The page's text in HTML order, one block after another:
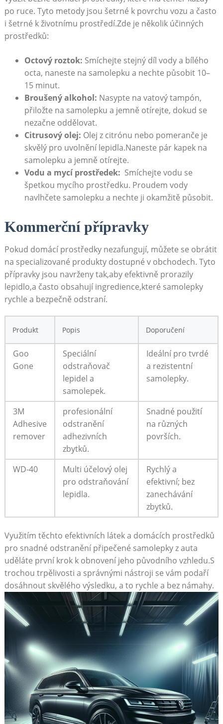
po ruce.‍ Tyto metody jsou⁢ šetrné‍ k povrchu vozu a často
i šetrné ⁢k životnímu prostředí.Zde ⁣je ⁣několik účinných⁤
prostředků:
Octový ⁣roztok: Smíchejte ‌stejný díl‌ vody ‍a bílého
octa, naneste na ‍samolepku a nechte ‍působit 10–
15 ​minut.
Broušený alkohol: Nasypte na vatový tampón,
přiložte ⁣na samolepku ‌a jemně otírejte, dokud se
nezačne oddělovat.
Citrusový‌ olej: Olej z citrónu nebo ‌pomeranče je
skvělý ⁣pro uvolnění⁢ lepidla.Naneste pár⁢ kapek na
⁢samolepku a‍ jemně otírejte.
Vodu a mycí prostředek: ‌ Smíchejte ‌vodu⁤ se
špetkou mycího prostředku.⁣ Proudem vody
navlhčete samolepku⁢ a‌ nechte ji⁢ okamžitě působit.
Kommerční ⁤přípravky
Pokud domácí prostředky nezafungují, ​můžete ‌se obrátit⁤
na specializované produkty dostupné ⁣v obchodech.​ Tyto
přípravky jsou navrženy tak,aby efektivně prorazily
lepidlo,a často⁢ obsahují ingredience,které samolepky
rychle⁤ a⁤ bezpečně odstraní. ⁤
Produkt Popis Doporučení
Goo
‌Gone
Speciální
‌odstraňovač
lepidel⁢ a
samolepek.
Ideální pro tvrdé⁢
a rezistentní ​
samolepky.
3M⁢
Adhesive
remover
profesionální
odstranění
⁣adhezivních ​
zbytků.
Snadné použití
⁤na ​různých
površích.
WD-40
Multi účelový olej
pro odstraňování
lepidla.
Rychlý a
efektivní; bez ​
zanechávání
zbytků.
Využitím ⁢těchto efektivních látek a domácích prostředků‌
pro snadné odstranění připečené samolepky z⁤ auta
uděláte první​ krok‌ k obnovení ‌jeho původního vzhledu.S
‍trochou trpělivosti a⁣ správnými nástroji ⁣se​ vám‍ podaří‌
dosáhnout skvělého ‌výsledku, a to⁤ rychle a⁣ bez​ námahy.